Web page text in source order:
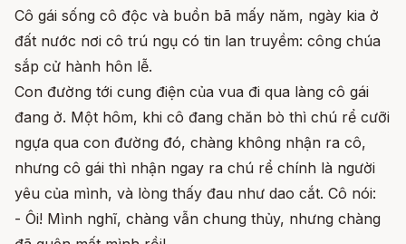
Cô gái sống cô độc và buồn bã mấy năm, ngày kia ở
đất nước nơi cô trú ngụ có tin lan truyềm: công chúa
sắp cử hành hôn lễ.
Con đường tới cung điện của vua đi qua làng cô gái
đang ở. Một hôm, khi cô đang chăn bò thì chú rể cưỡi
ngựa qua con đường đó, chàng không nhận ra cô,
nhưng cô gái thì nhận ngay ra chú rể chính là người
yêu của mình, và lòng thấy đau như dao cắt. Cô nói:
- Ôi! Mình nghĩ, chàng vẫn chung thủy, nhưng chàng